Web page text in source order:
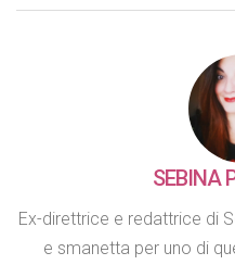
SEBINA
Ex-direttrice e redattrice di
e smanetta per uno di